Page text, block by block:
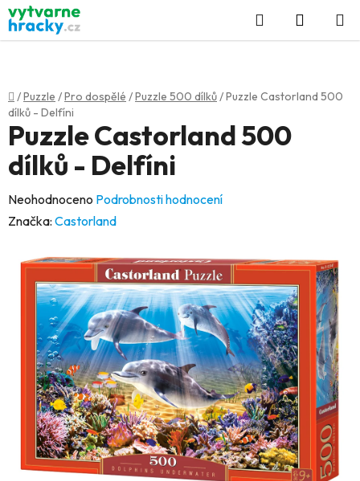
Přejít
na
obsah
Hledat
KOŠÍK
Domů
/Puzzle /Pro dospělé /Puzzle 500 dílků/Puzzle Castorland 500
dílků - Delfíni
Puzzle Castorland 500
dílků - Delfíni
Průměrné
hodnocení
hvězdiček.
Neohodnoceno Podrobnosti hodnocení
Značka: Castorland